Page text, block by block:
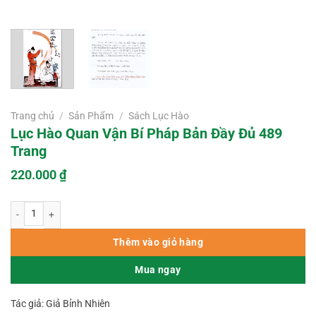
Trang chủ / Sản Phẩm / Sách Lục Hào
Lục Hào Quan Vận Bí Pháp Bản Đầy Đủ 489
Trang
220.000₫
Thêm vào giỏ hàng
Mua ngay
Tác giả: Giả Bỉnh Nhiên